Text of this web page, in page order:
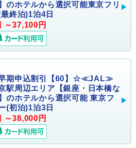
のホテルから選択可能東京フリ
終泊)1泊4日
～37,100円
期申込割引【60】☆≪JAL≫
駅周辺エリア【銀座・日本橋な
のホテルから選択可能 東京フ
(初泊)1泊3日
～38,000円